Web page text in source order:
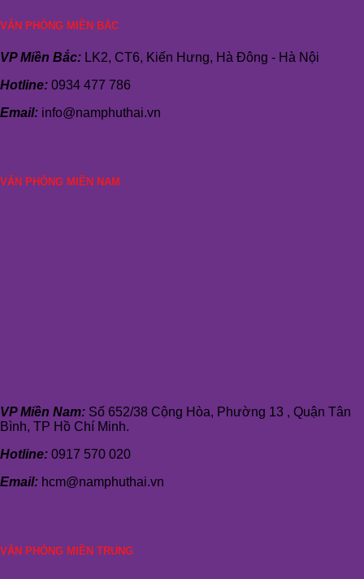
VĂN PHÒNG MIỀN BẮC
VP Miền Bắc: LK2, CT6, Kiến Hưng, Hà Đông - Hà Nội
Hotline: 0934 477 786
Email: info@namphuthai.vn
VĂN PHÒNG MIỀN NAM
VP Miền Nam: Số 652/38 Cộng Hòa, Phường 13 , Quận Tân
Bình, TP Hồ Chí Minh.
Hotline: 0917 570 020
Email: hcm@namphuthai.vn
VĂN PHÒNG MIỀN TRUNG